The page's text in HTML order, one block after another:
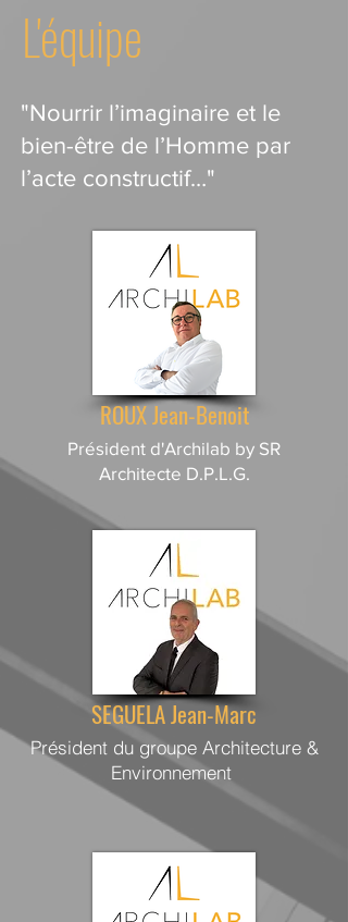
L'équipe
"Nourrir l’imaginaire et le
bien-être de l’Homme par
l’acte constructif…"
ROUX Jean-Benoit
Président d'Archilab by SR
Architecte D.P.L.G.
SEGUELA Jean-Marc
Président du groupe Architecture &
Environnement